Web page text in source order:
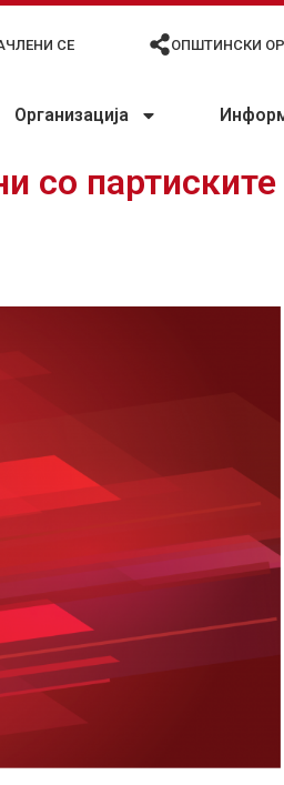
СЕ ОПШТИНСКИ
Организација
со партиските